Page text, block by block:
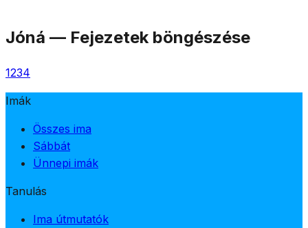
Jóná — Fejezetek böngészése
1234
Imák
Összes ima
Sábbát
Ünnepi imák
Tanulás
Ima útmutatók